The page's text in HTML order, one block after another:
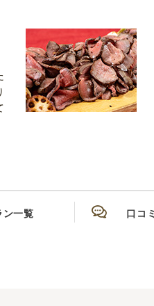
ン一覧 口コミ